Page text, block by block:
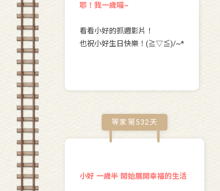
耶！我一歲囉~
看看小好的抓週影片！
也祝小好生日快樂！(≧▽≦)/~*
等家第532天
小好 一歲半 開始展開幸福的生活